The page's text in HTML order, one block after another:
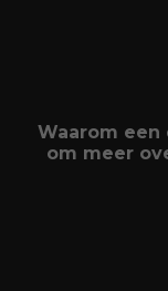
Waarom
om meer